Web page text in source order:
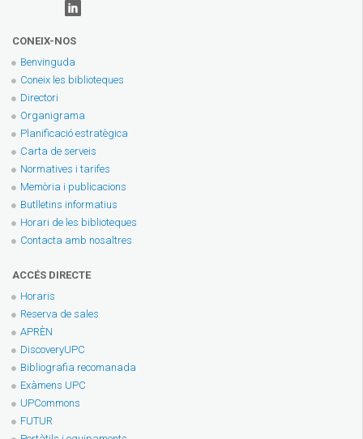
CONEIX-NOS
Benvinguda
Coneix les biblioteques
Directori
Organigrama
Planificació estratègica
Carta de serveis
Normatives i tarifes
Memòria i publicacions
Butlletins informatius
Horari de les biblioteques
Contacta amb nosaltres
ACCÉS DIRECTE
Horaris
Reserva de sales
APRÈN
DiscoveryUPC
Bibliografia recomanada
Exàmens UPC
UPCommons
FUTUR